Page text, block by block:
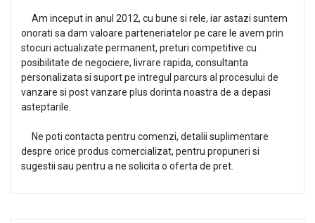
Am inceput in anul 2012, cu bune si rele, iar astazi suntem
onorati sa dam valoare parteneriatelor pe care le avem prin
stocuri actualizate permanent, preturi competitive cu
posibilitate de negociere, livrare rapida, consultanta
personalizata si suport pe intregul parcurs al procesului de
vanzare si post vanzare plus dorinta noastra de a depasi
asteptarile.
Ne poti contacta pentru comenzi, detalii suplimentare
despre orice produs comercializat, pentru propuneri si
sugestii sau pentru a ne solicita o oferta de pret.